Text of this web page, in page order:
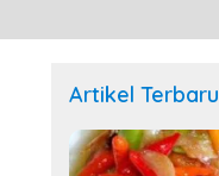
Artikel Terbaru